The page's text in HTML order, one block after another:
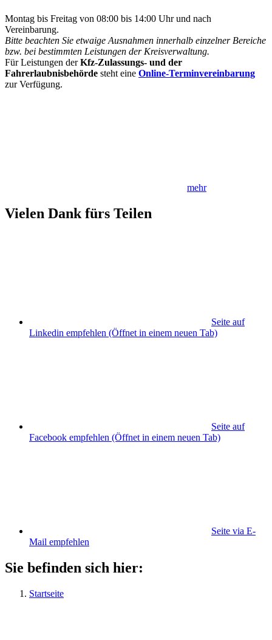
Montag bis Freitag von 08:00 bis 14:00 Uhr und nach
Vereinbarung.
Bitte beachten Sie etwaige Ausnahmen innerhalb einzelner Bereiche
bzw. bei bestimmten Leistungen der Kreisverwaltung.
Für Leistungen derKfz-Zulassungs- und der
Fahrerlaubnisbehörde steht eine Online-Terminvereinbarung
zur Verfügung.
mehr
Vielen Dank fürs Teilen
Seite auf
Linkedin empfehlen (Öffnet in einem neuen Tab)
Seite auf
Facebook empfehlen (Öffnet in einem neuen Tab)
Seite via E-
Mail empfehlen
Sie befinden sich hier:
Startseite